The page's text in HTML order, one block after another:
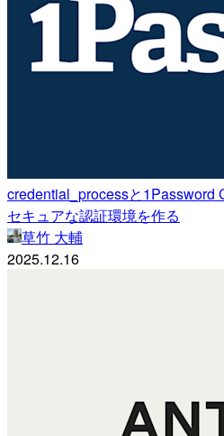
credential_processと1Password
セキュアな認証環境を作る
草竹 大輔
2025.12.16